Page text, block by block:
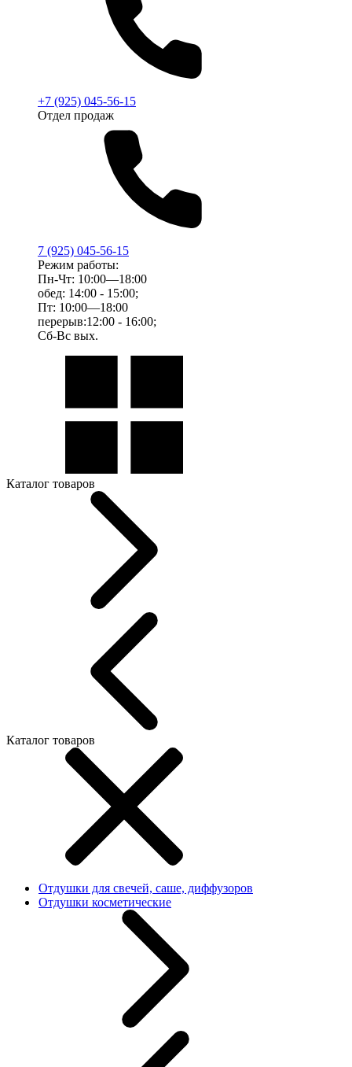
+7 (925) 045-56-15
Отдел продаж
7 (925) 045-56-15
Режим работы:
Пн-Чт: 10:00—18:00
обед: 14:00 - 15:00;
Пт: 10:00—18:00
перерыв:12:00 - 16:00;
Сб-Вс вых.
Каталог товаров
Каталог товаров
Отдушки для свечей, саше, диффузоров
Отдушки косметические